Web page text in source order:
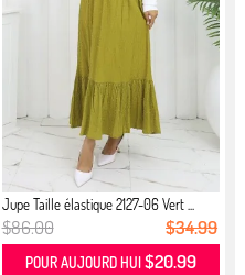
Jupe Taille élastique 2127-06 Vert ...
$86.00 $34.99
POUR AUJOURD HUI $20.99